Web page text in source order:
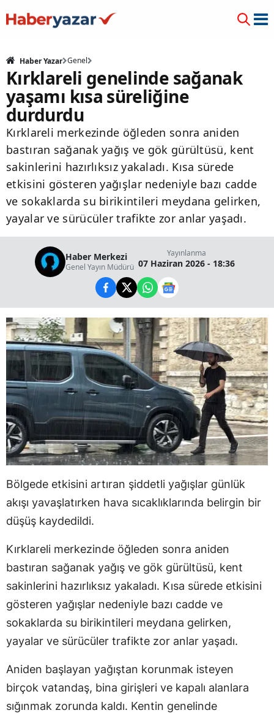
Haber Yazar Genel
Kırklareli genelinde sağanak
yaşamı kısa süreliğine
durdurdu
Kırklareli merkezinde öğleden sonra aniden
bastıran sağanak yağış ve gök gürültüsü, kent
sakinlerini hazırlıksız yakaladı. Kısa sürede
etkisini gösteren yağışlar nedeniyle bazı cadde
ve sokaklarda su birikintileri meydana gelirken,
yayalar ve sürücüler trafikte zor anlar yaşadı.
Haber Merkezi
Genel Yayın Müdürü
Yayınlanma
07 Haziran 2026 - 18:36
Bölgede etkisini artıran şiddetli yağışlar günlük
akışı yavaşlatırken hava sıcaklıklarında belirgin bir
düşüş kaydedildi.
Kırklareli merkezinde öğleden sonra aniden
bastıran sağanak yağış ve gök gürültüsü, kent
sakinlerini hazırlıksız yakaladı. Kısa sürede etkisini
gösteren yağışlar nedeniyle bazı cadde ve
sokaklarda su birikintileri meydana gelirken,
yayalar ve sürücüler trafikte zor anlar yaşadı.
Aniden başlayan yağıştan korunmak isteyen
birçok vatandaş, bina girişleri ve kapalı alanlara
sığınmak zorunda kaldı. Kentin genelinde